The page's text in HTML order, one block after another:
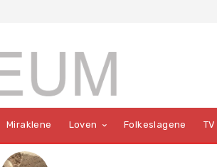
Miraklene Loven Folkeslagene TV